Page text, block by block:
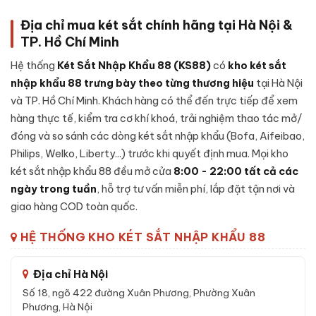
Khung thép cường lực: Sử dụng thép cao cấp không rỉ
nguyên khối, đảm bảo khả năng chống đập phá và khoan
đục cao.
Cánh cửa đúc đặc:Cánh được đúc liền khối, có rãnh
chống cạy, đệm chống khói - duy trì khả năng kín khít
trong điều kiện nhiệt độ cao.
Lớp lõi chống cháy:Bên trong vỏ ngoài là lớp bê-tông
chống cháychuyên dụng kết hợp sợi cách nhiệt - giữ tài
sản nguyên vẹn khi xảy ra sự cố hoả hoạn.
Cơ cấu khoá:Khóa vân tay điện tử, được lắp đặt nguyên
cụm từ nhà sản xuất, tích hợp cảnh báo nhập sai liên tục.
lớn - chống được các công cụ phá khoá thông dụng.
ngoài để tránh bị cắt phá.
Địa chỉ mua két sắt chính hãng tại Hà Nội &
TP. Hồ Chí Minh
Hệ thống Két Sắt Nhập Khẩu 88 (KS88)có kho két sắt
nhập khẩu 88 trưng bày theo từng thương hiệu tại Hà Nội
và TP. Hồ Chí Minh. Khách hàng có thể đến trực tiếp để xem
hàng thực tế, kiểm tra cơ khí khoá, trải nghiệm thao tác mở/
đóng và so sánh các dòng két sắt nhập khẩu (Bofa, Aifeibao,
Philips, Welko, Liberty...) trước khi quyết định mua. Mọi kho
két sắt nhập khẩu 88 đều mở cửa 8:00 - 22:00 tất cả các
ngày trong tuần, hỗ trợ tư vấn miễn phí, lắp đặt tận nơi và
giao hàng COD toàn quốc.
HỆ THỐNG KHO KÉT SẮT NHẬP KHẨU 88
Địa chỉ Hà Nội
Số 18, ngõ 422 đường Xuân Phương, Phường Xuân
Phương, Hà Nội